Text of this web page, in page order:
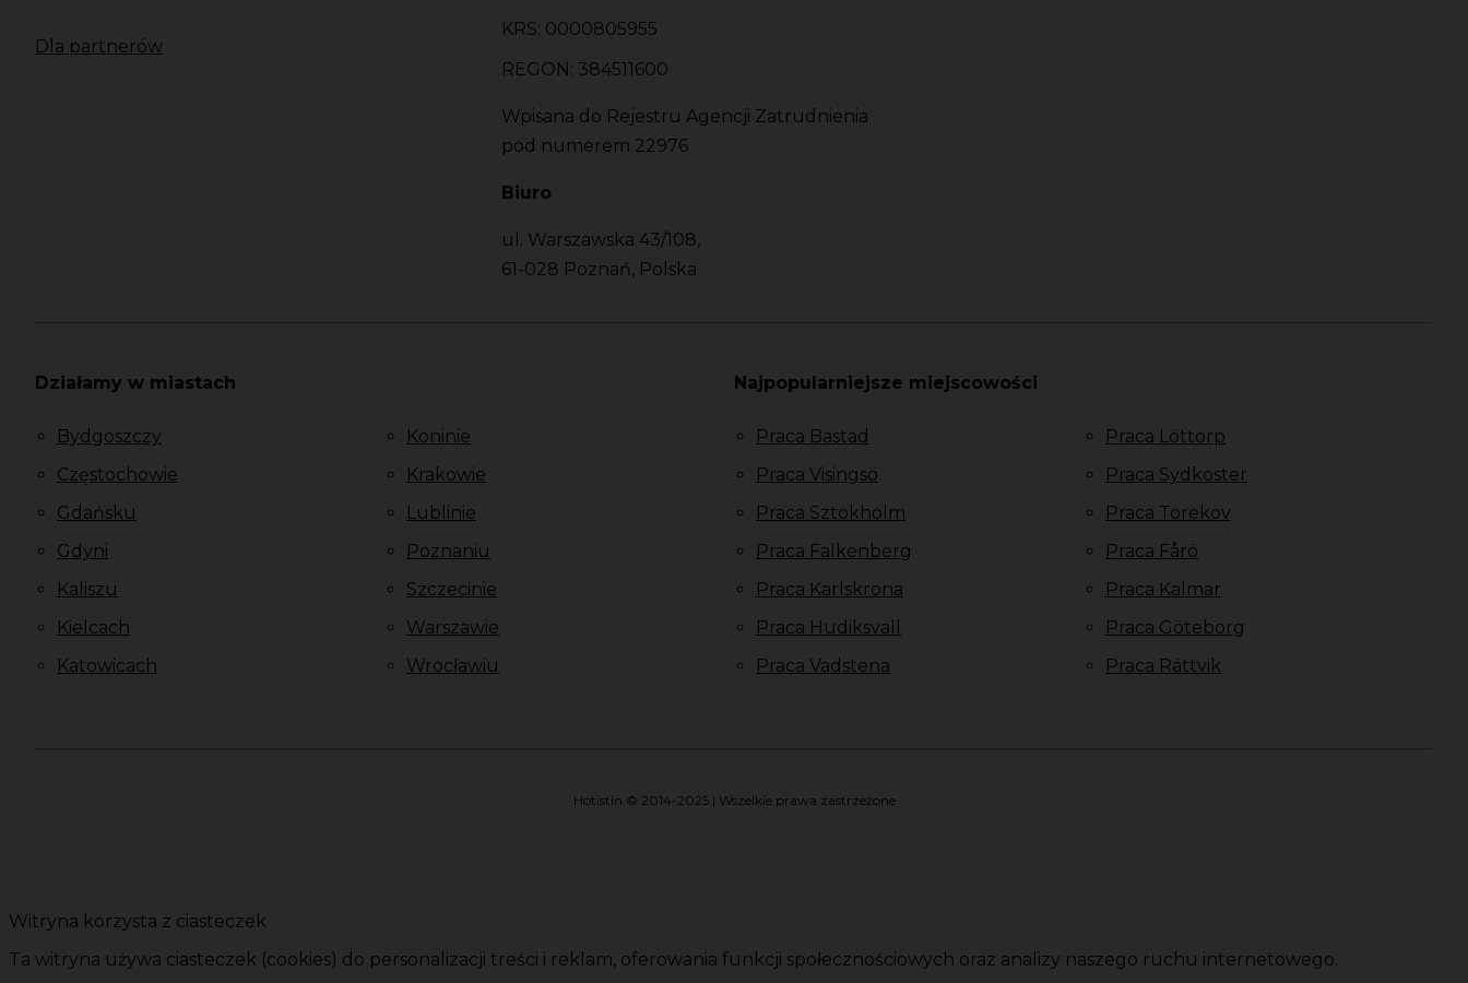
Dla partnerów
KRS: 0000805955
REGON: 384511600
Wpisana do Rejestru Agencji Zatrudnienia
pod numerem 22976
Biuro
ul. Warszawska 43/108,
61-028 Poznań, Polska
Działamy w miastach
Bydgoszczy
Częstochowie
Gdańsku
Gdyni
Kaliszu
Kielcach
Katowicach
Koninie
Krakowie
Lublinie
Poznaniu
Szczecinie
Warszawie
Wrocławiu
Najpopularniejsze miejscowości
Praca Bastad
Praca Visingsö
Praca Sztokholm
Praca Falkenberg
Praca Karlskrona
Praca Hudiksvall
Praca Vadstena
Praca Löttorp
Praca Sydkoster
Praca Torekov
Praca Fårö
Praca Kalmar
Praca Göteborg
Praca Rättvik
Hotistin © 2014-2025 | Wszelkie prawa zastrzeżone
Witryna korzysta z ciasteczek
Ta witryna używa ciasteczek (cookies) do personalizacji treści i reklam, oferowania funkcji społecznościowych oraz analizy naszego ruchu internetowego.